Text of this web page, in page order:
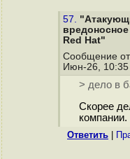
57.
Red Hat"
Сообщение от
Июн-26, 10:35
> дело в
Скорее
компании.
Ответить